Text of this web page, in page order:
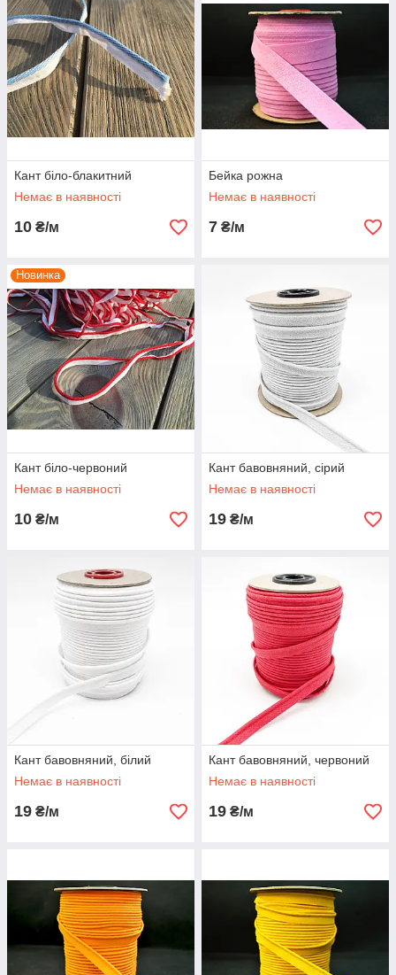
Кант біло-блакитний
Немає в наявності
10 ₴/м
Бейка рожна
Немає в наявності
7 ₴/м
Новинка
Кант біло-червоний
Немає в наявності
10 ₴/м
Кант бавовняний, сірий
Немає в наявності
19 ₴/м
Кант бавовняний, білий
Немає в наявності
19 ₴/м
Кант бавовняний, червоний
Немає в наявності
19 ₴/м